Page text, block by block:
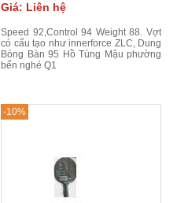
Giá: Liên hệ
Speed 92,Control 94 Weight 88. Vợt
có cấu tạo như innerforce ZLC, Dung
Bóng Bàn 95 Hồ Tùng Mậu phường
bến nghé Q1
-10%